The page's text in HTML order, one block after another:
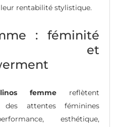
rentabilité stylistique.
: féminité
et
femmereflètent
des attentes féminines
esthétique,